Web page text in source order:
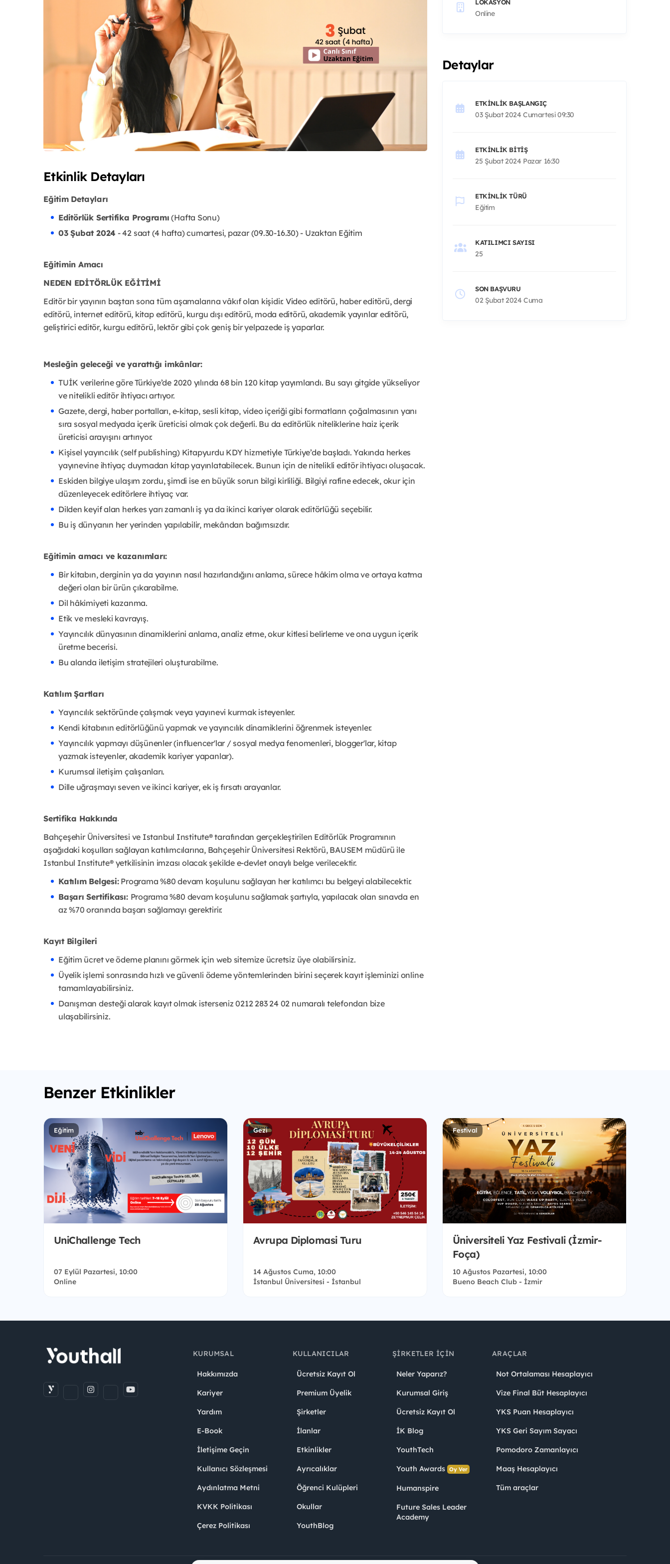
Etkinlik Detayları
Eğitim Detayları
Editörlük Sertifika Programı (Hafta Sonu)
03 Şubat 2024 - 42 saat (4 hafta) cumartesi, pazar (09.30-16.30) - Uzaktan Eğitim
Eğitimin Amacı
NEDEN EDİTÖRLÜK EĞİTİMİ
Editör bir yayının baştan sona tüm aşamalarına vâkıf olan kişidir. Video editörü, haber editörü, dergi
editörü, internet editörü, kitap editörü, kurgu dışı editörü, moda editörü, akademik yayınlar editörü,
geliştirici editör, kurgu editörü, lektör gibi çok geniş bir yelpazede iş yaparlar.
Mesleğin geleceği ve yarattığı imkânlar:
TUİK verilerine göre Türkiye’de 2020 yılında 68 bin 120 kitap yayımlandı. Bu sayı gitgide yükseliyor
ve nitelikli editör ihtiyacı artıyor.
Gazete, dergi, haber portalları, e-kitap, sesli kitap, video içeriği gibi formatların çoğalmasının yanı
sıra sosyal medyada içerik üreticisi olmak çok değerli. Bu da editörlük niteliklerine haiz içerik
üreticisi arayışını artırıyor.
Kişisel yayıncılık (self publishing) Kitapyurdu KDY hizmetiyle Türkiye’de başladı. Yakında herkes
yayınevine ihtiyaç duymadan kitap yayınlatabilecek. Bunun için de nitelikli editör ihtiyacı oluşacak.
Eskiden bilgiye ulaşım zordu, şimdi ise en büyük sorun bilgi kirliliği. Bilgiyi rafine edecek, okur için
düzenleyecek editörlere ihtiyaç var.
Dilden keyif alan herkes yarı zamanlı iş ya da ikinci kariyer olarak editörlüğü seçebilir.
Bu iş dünyanın her yerinden yapılabilir, mekândan bağımsızdır.
Eğitimin amacı ve kazanımları:
Bir kitabın, derginin ya da yayının nasıl hazırlandığını anlama, sürece hâkim olma ve ortaya katma
değeri olan bir ürün çıkarabilme.
Dil hâkimiyeti kazanma.
Etik ve mesleki kavrayış.
Yayıncılık dünyasının dinamiklerini anlama, analiz etme, okur kitlesi belirleme ve ona uygun içerik
üretme becerisi.
Bu alanda iletişim stratejileri oluşturabilme.
Katılım Şartları
Yayıncılık sektöründe çalışmak veya yayınevi kurmak isteyenler.
Kendi kitabının editörlüğünü yapmak ve yayıncılık dinamiklerini öğrenmek isteyenler.
Yayıncılık yapmayı düşünenler (influencer'lar / sosyal medya fenomenleri, blogger'lar, kitap
yazmak isteyenler, akademik kariyer yapanlar).
Kurumsal iletişim çalışanları.
Dille uğraşmayı seven ve ikinci kariyer, ek iş fırsatı arayanlar.
Sertifika Hakkında
Bahçeşehir Üniversitesi ve Istanbul Institute® tarafından gerçekleştirilen Editörlük Programının
aşağıdaki koşulları sağlayan katılımcılarına, Bahçeşehir Üniversitesi Rektörü, BAUSEM müdürü ile
Istanbul Institute® yetkilisinin imzası olacak şekilde e-devlet onaylı belge verilecektir.
Katılım Belgesi:Programa %80 devam koşulunu sağlayan her katılımcı bu belgeyi alabilecektir.
Başarı Sertifikası: Programa %80 devam koşulunu sağlamak şartıyla, yapılacak olan sınavda en
az %70 oranında başarı sağlamayı gerektirir.
Kayıt Bilgileri
Eğitim ücret ve ödeme planını görmek için web sitemize ücretsiz üye olabilirsiniz.
Üyelik işlemi sonrasında hızlı ve güvenli ödeme yöntemlerinden birini seçerek kayıt işleminizi online
tamamlayabilirsiniz.
Danışman desteği alarak kayıt olmak isterseniz 0212 283 24 02 numaralı telefondan bize
ulaşabilirsiniz.
LOKASYON
Online
Detaylar
ETKINLIK BAŞLANGIÇ
03 Şubat 2024 Cumartesi 09:30
ETKINLIK BITIŞ
25 Şubat 2024 Pazar 16:30
ETKINLIK TÜRÜ
Eğitim
KATILIMCI SAYISI
25
SON BAŞVURU
02 Şubat 2024 Cuma
Benzer Etkinlikler
Eğitim
UniChallenge Tech
07 Eylül Pazartesi, 10:00
Online
Gezi
Avrupa Diplomasi Turu
14 Ağustos Cuma, 10:00
İstanbul Üniversitesi - İstanbul
Festival
Üniversiteli Yaz Festivali (İzmir-
Foça)
10 Ağustos Pazartesi, 10:00
Bueno Beach Club - İzmir
KURUMSAL
Hakkımızda
Kariyer
Yardım
E-Book
İletişime Geçin
Kullanıcı Sözleşmesi
Aydınlatma Metni
KVKK Politikası
Çerez Politikası
KULLANICILAR
Ücretsiz Kayıt Ol
Premium Üyelik
Şirketler
İlanlar
Etkinlikler
Ayrıcalıklar
Öğrenci Kulüpleri
Okullar
YouthBlog
ŞIRKETLER İÇIN
Neler Yaparız?
Kurumsal Giriş
Ücretsiz Kayıt Ol
İK Blog
YouthTech
Youth Awards Oy Ver
Humanspire
Future Sales Leader
Academy
ARAÇLAR
Not Ortalaması Hesaplayıcı
Vize Final Büt Hesaplayıcı
YKS Puan Hesaplayıcı
YKS Geri Sayım Sayacı
Pomodoro Zamanlayıcı
Maaş Hesaplayıcı
Tüm araçlar